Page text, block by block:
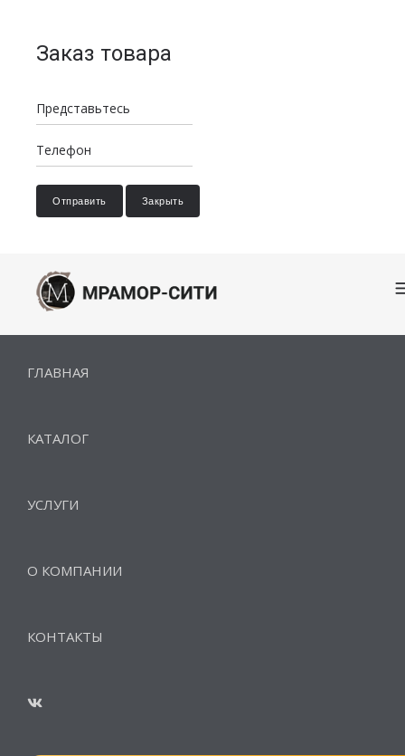
Заказ товара
Отправить Закрыть
ГЛАВНАЯ
КАТАЛОГ
УСЛУГИ
О КОМПАНИИ
КОНТАКТЫ